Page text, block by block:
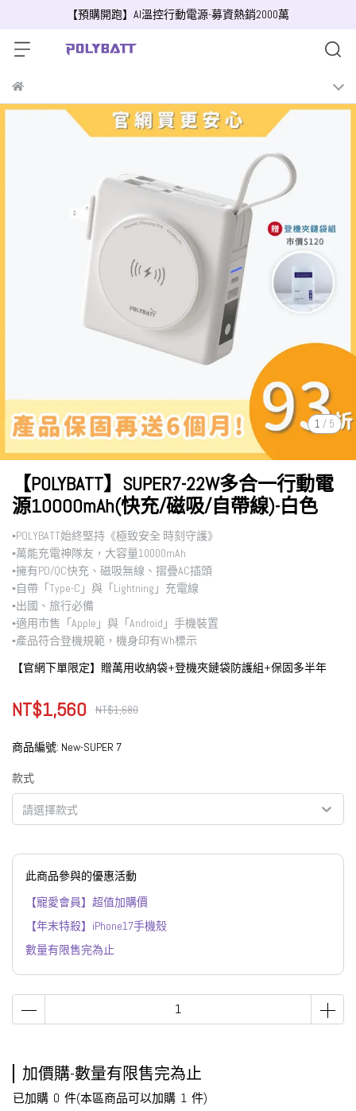
【預購開跑】AI溫控行動電源-募資熱銷2000萬
1 / 5
【POLYBATT】SUPER7-22W多合一行動電
源10000mAh(快充/磁吸/自帶線)-白色
▪︎POLYBATT始終堅持《極致安全 時刻守護》
▪︎萬能充電神隊友，大容量10000mAh
▪︎擁有PD/QC快充、磁吸無線、摺疊AC插頭
▪︎自帶「Type-C」與「Lightning」充電線
▪︎出國、旅行必備
▪︎適用市售「Apple」與「Android」手機裝置
▪︎產品符合登機規範，機身印有Wh標示
【官網下單限定】贈萬用收納袋+登機夾鏈袋防護組+保固多半年
NT$1,560 NT$1,680
商品編號: New-SUPER 7
款式
請選擇款式
此商品參與的優惠活動
【寵愛會員】超值加購價
【年末特殺】iPhone17手機殼
數量有限售完為止
加價購-數量有限售完為止
已加購 0 件(本區商品可以加購 1 件)